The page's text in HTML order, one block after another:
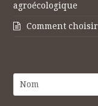
agroécologique
Comment